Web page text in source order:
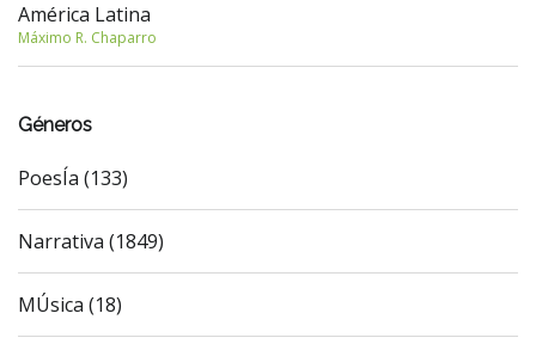
América Latina
Máximo R. Chaparro
Géneros
PoesÍa (133)
Narrativa (1849)
MÚsica (18)